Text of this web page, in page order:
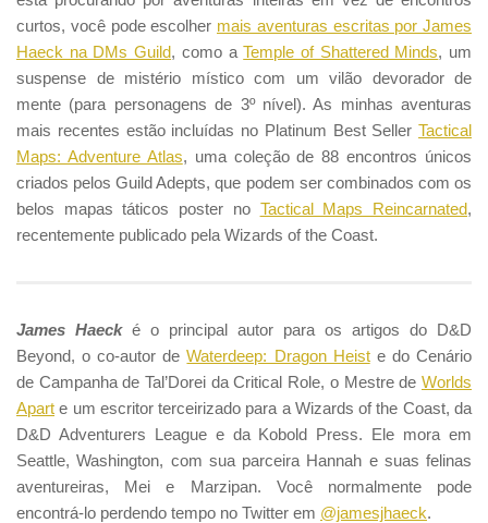
curtos, você pode escolher mais aventuras escritas por James
Haeck na DMs Guild, como aTemple of Shattered Minds, um
suspense de mistério místico com um vilão devorador de
mente (para personagens de 3º nível). As minhas aventuras
mais recentes estão incluídas no Platinum Best Seller Tactical
Maps: Adventure Atlas, uma coleção de 88 encontros únicos
criados pelos Guild Adepts, que podem ser combinados com os
belos mapas táticos poster no Tactical Maps Reincarnated,
recentemente publicado pela Wizards of the Coast.
James Haecké o principal autor para os artigos do D&D
Beyond, o co-autor deWaterdeep: Dragon Heiste do Cenário
de Campanha de Tal’Dorei da Critical Role, o Mestre de Worlds
Apart e um escritor terceirizado para a Wizards of the Coast, da
D&D Adventurers League e da Kobold Press. Ele mora em
Seattle, Washington, com sua parceira Hannah e suas felinas
aventureiras, Mei e Marzipan. Você normalmente pode
encontrá-lo perdendo tempo no Twitter em @jamesjhaeck.